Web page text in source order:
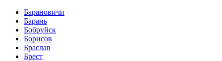
Барановичи
Барань
Бобруйск
Борисов
Браслав
Брест